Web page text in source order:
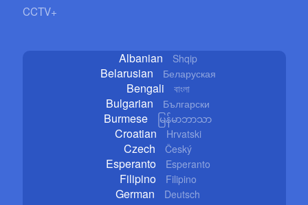
CCTV+
Albanian Shqip
Belarusian Беларуская
Bengali বাংলা
Bulgarian Български
Burmese မြန်မာဘာသာ
Croatian Hrvatski
Czech Český
Esperanto Esperanto
Filipino Filipino
German Deutsch